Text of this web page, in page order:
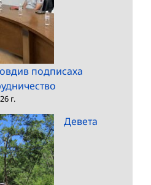
подписаха
г.
Девета